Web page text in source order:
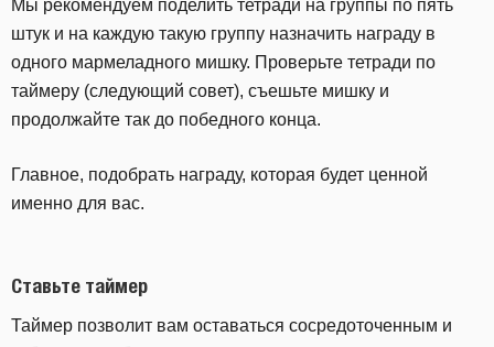
Мы рекомендуем поделить тетради на группы по пять
штук и на каждую такую группу назначить награду в
одного мармеладного мишку. Проверьте тетради по
таймеру (следующий совет), съешьте мишку и
продолжайте так до победного конца.
Главное, подобрать награду, которая будет ценной
именно для вас.
Ставьте таймер
Таймер позволит вам оставаться сосредоточенным и